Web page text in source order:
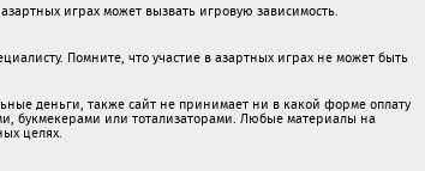
играх может вызвать игровую зависимость.
Помните, что участие в азартных играх не может быть
деньги, также сайт не принимает ни в какой форме oплaту
букмекерами или тотализаторами. Любые материалы на
целях.